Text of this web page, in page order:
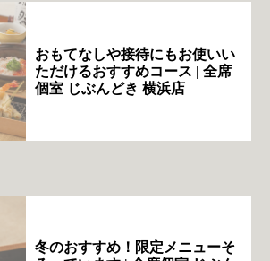
おもてなしや接待にもお使いい
ただけるおすすめコース | 全席
個室 じぶんどき 横浜店
冬のおすすめ！限定メニューそ